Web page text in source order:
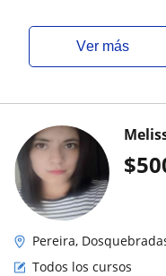
ver más
$
Pereira,
Todos los cursos